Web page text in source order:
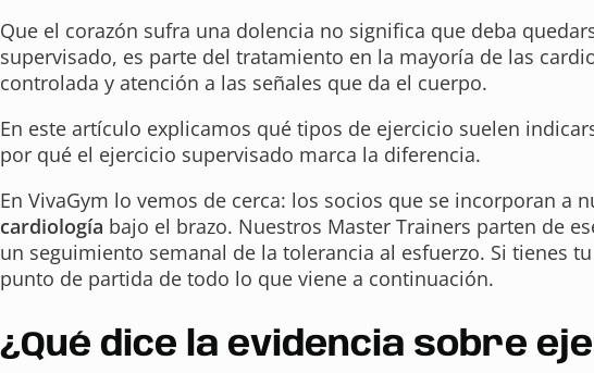
Que el corazón sufra una dolencia no significa que deba
supervisado, es parte del tratamiento en la mayoría de las
controlada y atención a las señales que da el cuerpo.
En este artículo explicamos qué tipos de ejercicio suelen
por qué el ejercicio supervisado marca la diferencia.
En VivaGym lo vemos de cerca: los socios que se incorporan
cardiología bajo el brazo. Nuestros Master Trainers parten de
un seguimiento semanal de la tolerancia al esfuerzo. Si tienes
punto de partida de todo lo que viene a continuación.
¿Qué dice la evidencia sobre